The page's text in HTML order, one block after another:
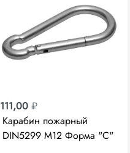
111,00 ₽
Карабин пожарный
DIN5299 М12 Форма "С"